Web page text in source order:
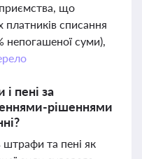
що
списання
непогашеної суми),
пені за
рішеннями
та пені як